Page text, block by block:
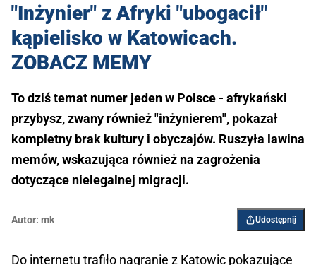
"Inżynier" z Afryki "ubogacił"
kąpielisko w Katowicach.
ZOBACZ MEMY
To dziś temat numer jeden w Polsce - afrykański
przybysz, zwany również "inżynierem", pokazał
kompletny brak kultury i obyczajów. Ruszyła lawina
memów, wskazująca również na zagrożenia
dotyczące nielegalnej migracji.
Autor: mk Udostępnij
Do internetu trafiło nagranie z Katowic pokazujące